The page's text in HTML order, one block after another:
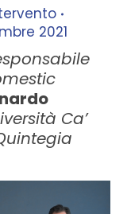
2021
Ca’